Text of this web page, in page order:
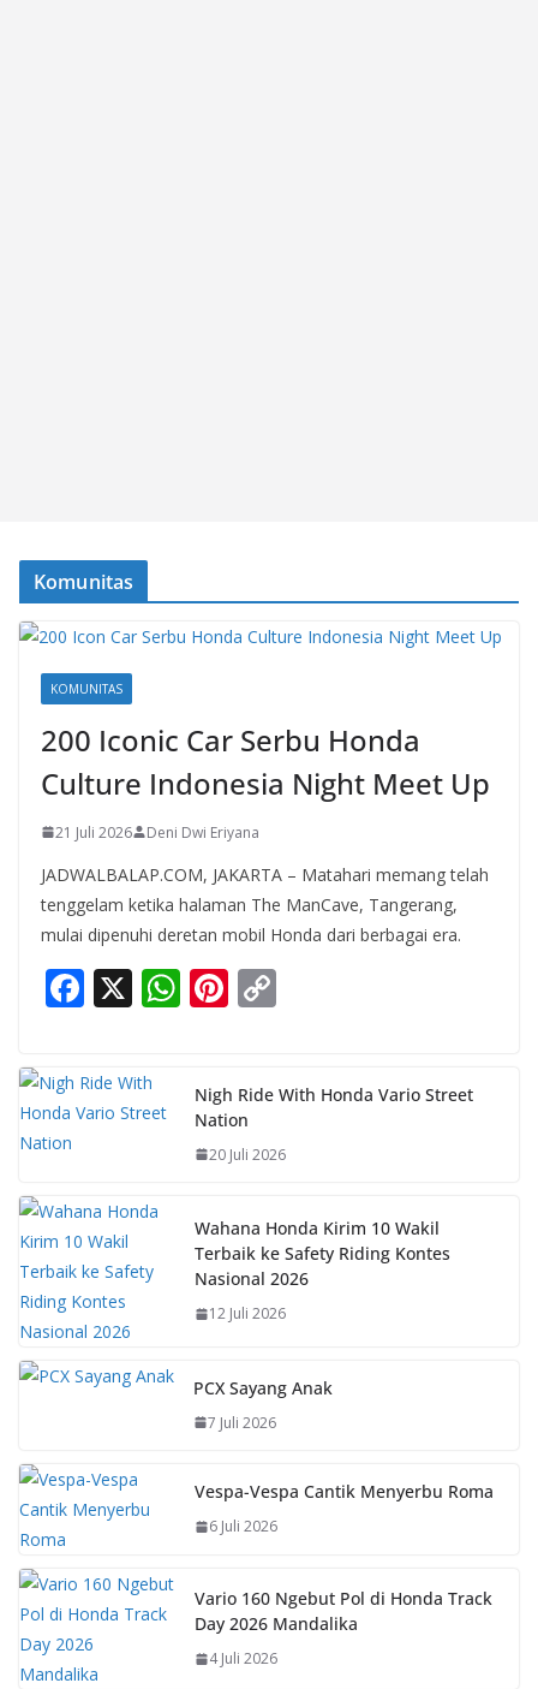
Komunitas
KOMUNITAS
200 Iconic Car Serbu Honda
Culture Indonesia Night Meet Up
21 Juli 2026 Deni Dwi Eriyana
JADWALBALAP.COM, JAKARTA – Matahari memang telah
tenggelam ketika halaman The ManCave, Tangerang,
mulai dipenuhi deretan mobil Honda dari berbagai era.
F
e
b
k
X W
s
A
p
Pi
e
st
y
Li
k
Nigh Ride With Honda Vario Street
Nation
20 Juli 2026
Wahana Honda Kirim 10 Wakil
Terbaik ke Safety Riding Kontes
Nasional 2026
12 Juli 2026
PCX Sayang Anak
7 Juli 2026
Vespa-Vespa Cantik Menyerbu Roma
6 Juli 2026
Vario 160 Ngebut Pol di Honda Track
Day 2026 Mandalika
4 Juli 2026